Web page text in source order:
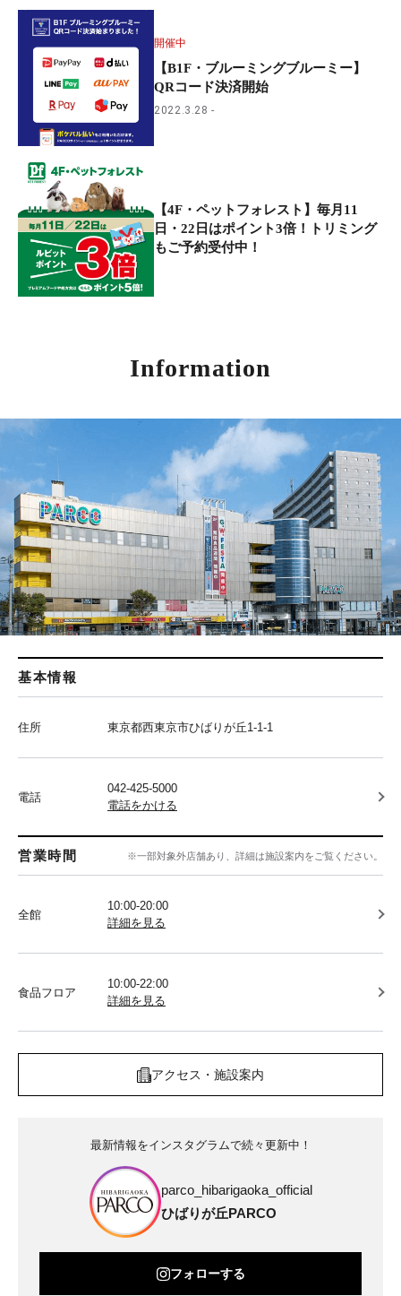
開催中
【B1F・ブルーミングブルーミー】
QRコード決済開始
2022.3.28
【4F・ペットフォレスト】毎月11
日・22日はポイント3倍！トリミング
もご予約受付中！
Information
基本情報
住所 東京都西東京市ひばりが丘1-1-1
電話
042-425-5000
電話をかける
営業時間 ※一部対象外店舗あり、詳細は施設案内をご覧ください。
全館
10:00-20:00
詳細を見る
食品フロア
10:00-22:00
詳細を見る
アクセス・施設案内
最新情報をインスタグラムで続々更新中！
parco_hibarigaoka_official
ひばりが丘PARCO
フォローする